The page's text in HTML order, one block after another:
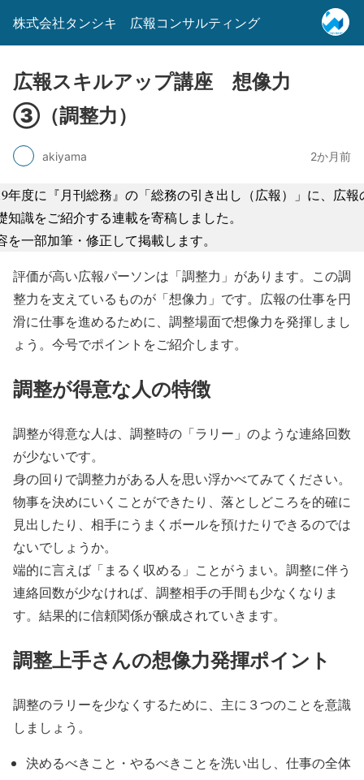
株式会社タンシキ 広報コンサルティング
広報スキルアップ講座 想像力
③（調整力）
akiyama 2か月前
年度に『月刊総務』の「総務の引き出し（広報）」に、広報
知識をご紹介する連載を寄稿しました。
を一部加筆・修正して掲載します。
評価が高い広報パーソンは「調整力」があります。この調
整力を支えているものが「想像力」です。広報の仕事を円
滑に仕事を進めるために、調整場面で想像力を発揮しまし
ょう。今号でポイントをご紹介します。
調整が得意な人の特徴
調整が得意な人は、調整時の「ラリー」のような連絡回数
が少ないです。
身の回りで調整力がある人を思い浮かべてみてください。
物事を決めにいくことができたり、落としどころを的確に
見出したり、相手にうまくボールを預けたりできるのでは
ないでしょうか。
端的に言えば「まるく収める」ことがうまい。調整に伴う
連絡回数が少なければ、調整相手の手間も少なくなりま
す。結果的に信頼関係が醸成されていきます。
調整上手さんの想像力発揮ポイント
調整のラリーを少なくするために、主に３つのことを意識
しましょう。
決めるべきこと・やるべきことを洗い出し、仕事の全体